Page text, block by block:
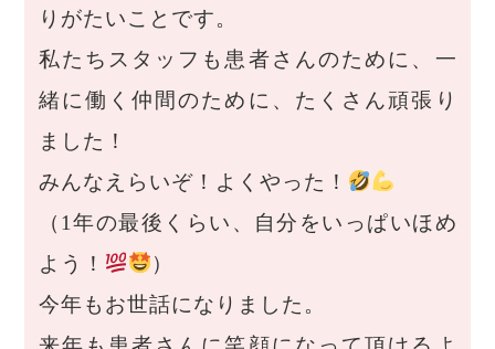
りがたいことです。
私たちスタッフも患者さんのために、一
緒に働く仲間のために、たくさん頑張り
ました！
みんなえらいぞ！よくやった！
（1年の最後くらい、自分をいっぱいほめ
よう！
）
今年もお世話になりました。